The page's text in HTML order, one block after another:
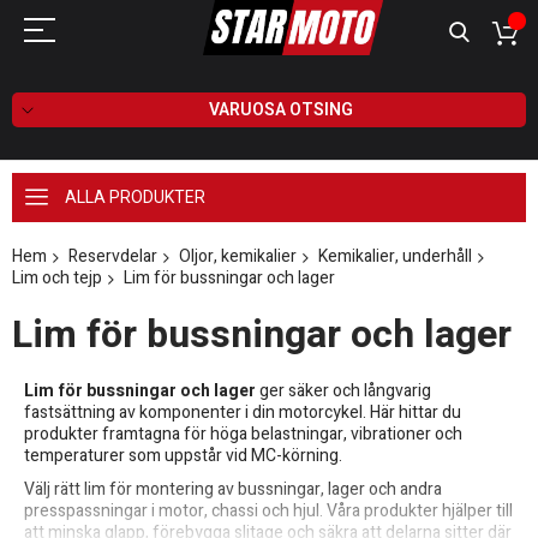
VARUOSA OTSING
ALLA PRODUKTER
Hem Reservdelar Oljor, kemikalier
Kemikalier, underhåll
Lim och tejp
Lim för bussningar och lager
Lim för bussningar och lager
Lim för bussningar och lagerger säker och långvarig
fastsättning av komponenter i din motorcykel. Här hittar du
produkter framtagna för höga belastningar, vibrationer och
temperaturer som uppstår vid MC-körning.
Välj rätt lim för montering av bussningar, lager och andra
presspassningar i motor, chassi och hjul. Våra produkter hjälper till
att minska glapp, förebygga slitage och säkra att delarna sitter där